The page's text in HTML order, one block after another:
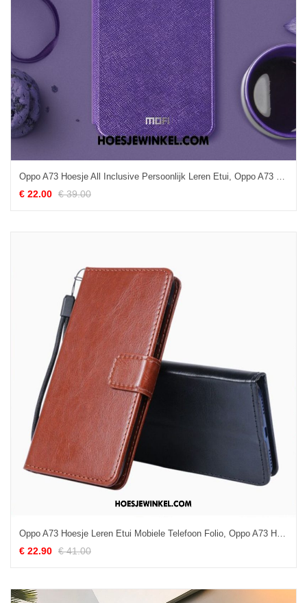
Oppo A73 Hoesje All Inclusive Persoonlijk Leren Etui, Oppo A73 Hoesje Scheppend Siliconen
€ 22.00 € 39.00
Oppo A73 Hoesje Leren Etui Mobiele Telefoon Folio, Oppo A73 Hoesje Anti-fall Bescherming Braun
€ 22.90 € 41.00